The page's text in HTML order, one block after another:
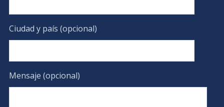
Ciudad y país (opcional)
Mensaje (opcional)